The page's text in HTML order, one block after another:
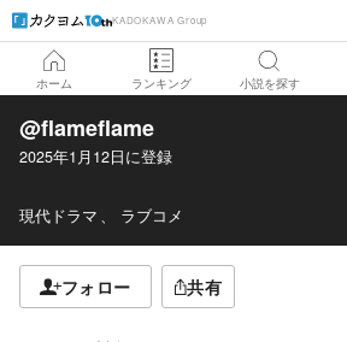
KADOKAWA Group
ホーム ランキング 小説を探す
@flameflame
2025年1月12日に登録
現代ドラマ ラブコメ
フォロー 共有